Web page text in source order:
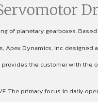
of planetary gearboxes.
Dynamics, Inc.
the customer with
The primary focus in daily